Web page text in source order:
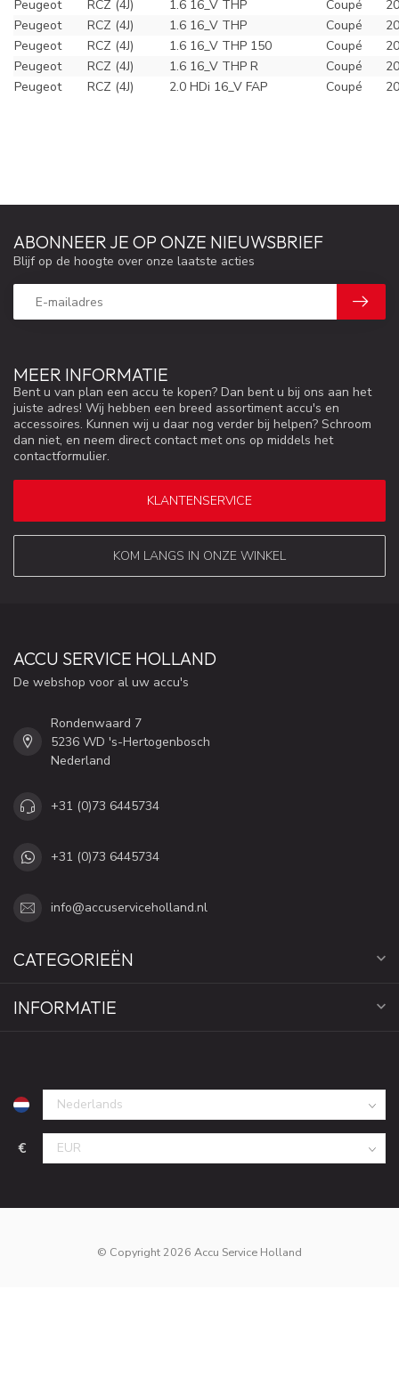
Peugeot RCZ (4J) 1.6 16_V THP Coupé
Peugeot
RCZ (4J) 1.6 16_V THP Coupé
Peugeot
RCZ (4J) 1.6 16_V THP 150 Coupé
Peugeot
RCZ (4J) 1.6 16_V THP R Coupé
Peugeot
RCZ (4J) 2.0 HDi 16_V FAP Coupé
MEER INFORMATIE
Bent u van plan een accu te kopen? Dan bent u bij ons aan het
juiste adres! Wij hebben een breed assortiment accu's en
accessoires. Kunnen wij u daar nog verder bij helpen? Schroom
dan niet, en neem direct contact met ons op middels het
contactformulier.
KLANTENSERVICE
KOM LANGS IN ONZE WINKEL
ABONNEER JE OP ONZE NIEUWSBRIEF
Blijf op de hoogte over onze laatste acties
ACCU SERVICE HOLLAND
De webshop voor al uw accu's
Rondenwaard 7
5236 WD 's-Hertogenbosch
Nederland
+31 (0)73 6445734
+31 (0)73 6445734
info@accuserviceholland.nl
CATEGORIEËN
INFORMATIE
€
© Copyright 2026 Accu Service Holland